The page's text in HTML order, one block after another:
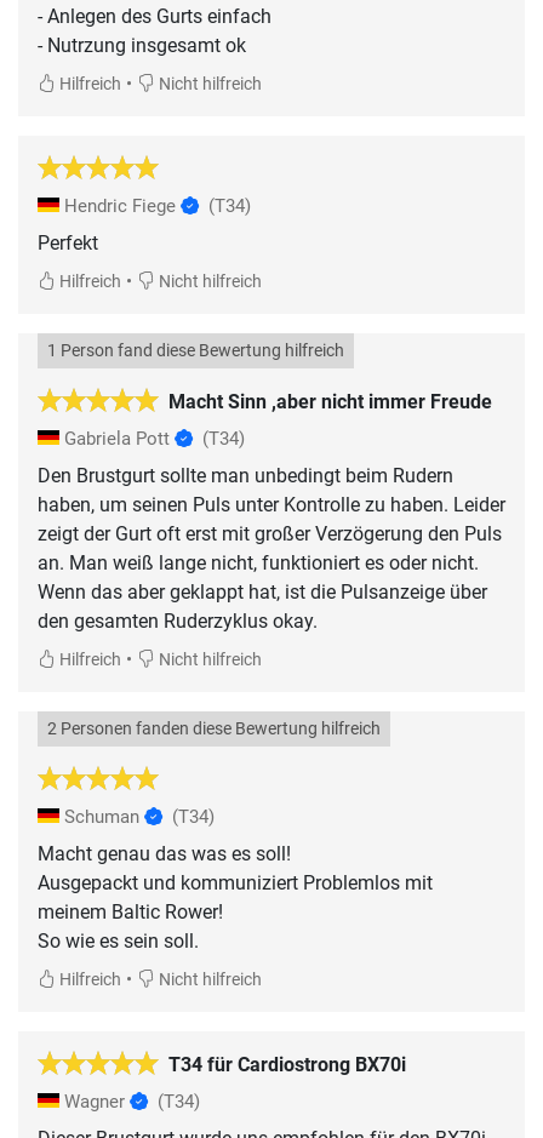
- Anlegen des Gurts einfach
- Nutrzung insgesamt ok
Hilfreich • Nicht hilfreich
Hendric Fiege (T34)
Perfekt
Hilfreich • Nicht hilfreich
Macht Sinn ,aber nicht immer Freude
1 Person fand diese Bewertung hilfreich
Gabriela Pott (T34)
Den Brustgurt sollte man unbedingt beim Rudern
haben, um seinen Puls unter Kontrolle zu haben. Leider
zeigt der Gurt oft erst mit großer Verzögerung den Puls
an. Man weiß lange nicht, funktioniert es oder nicht.
Wenn das aber geklappt hat, ist die Pulsanzeige über
den gesamten Ruderzyklus okay.
Hilfreich • Nicht hilfreich
2 Personen fanden diese Bewertung hilfreich
Schuman (T34)
Macht genau das was es soll!
Ausgepackt und kommuniziert Problemlos mit
meinem Baltic Rower!
So wie es sein soll.
Hilfreich • Nicht hilfreich
T34 für Cardiostrong BX70i
Wagner (T34)